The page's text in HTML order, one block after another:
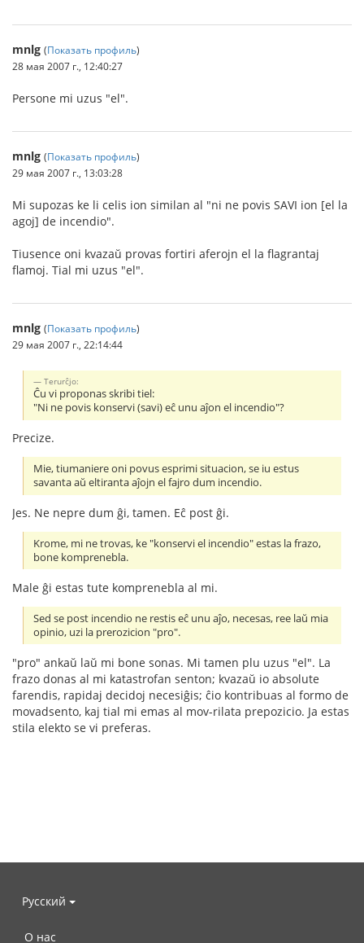
mnlg (Показать профиль)
28 мая 2007 г., 12:40:27
Persone mi uzus "el".
mnlg (Показать профиль)
29 мая 2007 г., 13:03:28
Mi supozas ke li celis ion similan al "ni ne povis SAVI ion [el la
agoj] de incendio".
Tiusence oni kvazaŭ provas fortiri aferojn el la flagrantaj
flamoj. Tial mi uzus "el".
mnlg (Показать профиль)
29 мая 2007 г., 22:14:44
Terurĉjo:
Ĉu vi proponas skribi tiel:
"Ni ne povis konservi (savi) eĉ unu aĵon el incendio"?
Precize.
Mie, tiumaniere oni povus esprimi situacion, se iu estus
savanta aŭ eltiranta aĵojn el fajro dum incendio.
Jes. Ne nepre dum ĝi, tamen. Eĉ post ĝi.
Krome, mi ne trovas, ke "konservi el incendio" estas la frazo,
bone komprenebla.
Male ĝi estas tute komprenebla al mi.
Sed se post incendio ne restis eĉ unu aĵo, necesas, ree laŭ mia
opinio, uzi la prerozicion "pro".
"pro" ankaŭ laŭ mi bone sonas. Mi tamen plu uzus "el". La
frazo donas al mi katastrofan senton; kvazaŭ io absolute
farendis, rapidaj decidoj necesiĝis; ĉio kontribuas al formo de
movadsento, kaj tial mi emas al mov-rilata prepozicio. Ja estas
stila elekto se vi preferas.
Русский
О нас